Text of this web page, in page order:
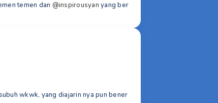
temen dan @inspirousyan yang ber
wkwk, yang diajarin nya pun bener